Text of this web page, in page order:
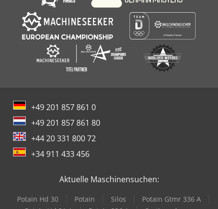
+49 201 857 861 0
+49 201 857 861 80
+44 20 331 800 72
+34 911 433 456
Aktuelle Maschinensuchen:
Potain Hd 30 Potain Silos
Potain Gtmr 336 A